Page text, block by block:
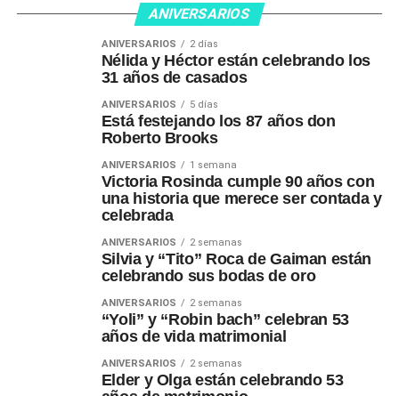
ANIVERSARIOS
ANIVERSARIOS 2 días
Nélida y Héctor están celebrando los
31 años de casados
ANIVERSARIOS 5 días
Está festejando los 87 años don
Roberto Brooks
ANIVERSARIOS 1 semana
Victoria Rosinda cumple 90 años con
una historia que merece ser contada y
celebrada
ANIVERSARIOS 2 semanas
Silvia y “Tito” Roca de Gaiman están
celebrando sus bodas de oro
ANIVERSARIOS 2 semanas
“Yoli” y “Robin bach” celebran 53
años de vida matrimonial
ANIVERSARIOS 2 semanas
Elder y Olga están celebrando 53